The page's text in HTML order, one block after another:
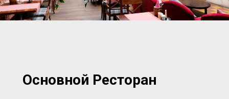
Основной Ресторан